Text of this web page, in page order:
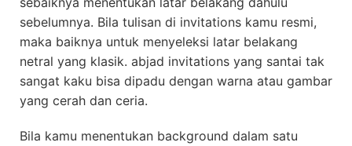
sebelumnya. Bila tulisan di invitations kamu resmi,
maka baiknya untuk menyeleksi latar belakang
netral yang klasik. abjad invitations yang santai tak
sangat kaku bisa dipadu dengan warna atau gambar
yang cerah dan ceria.
Bila kamu menentukan background dalam satu